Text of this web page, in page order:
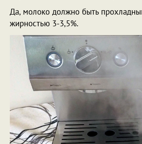
Да, молоко должно быть
жирностью 3-3,5%.